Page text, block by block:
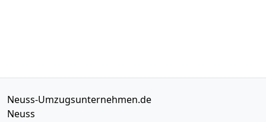
Neuss-Umzugsunternehmen.de
Neuss